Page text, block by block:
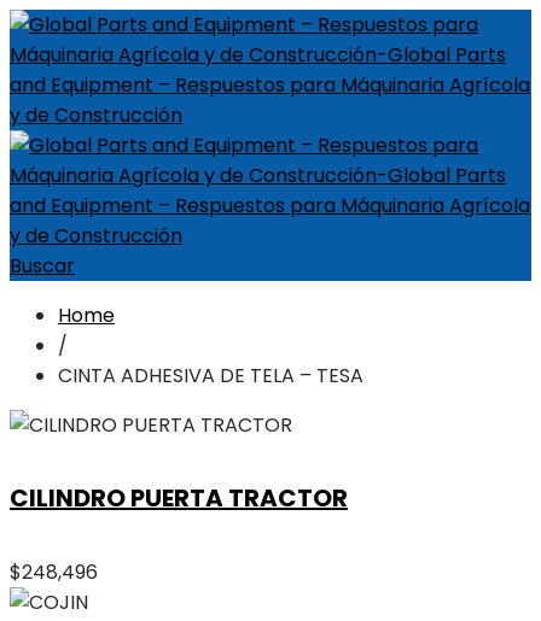
Buscar
Home
/
CINTA ADHESIVA DE TELA – TESA
CILINDRO PUERTA TRACTOR
$248,496